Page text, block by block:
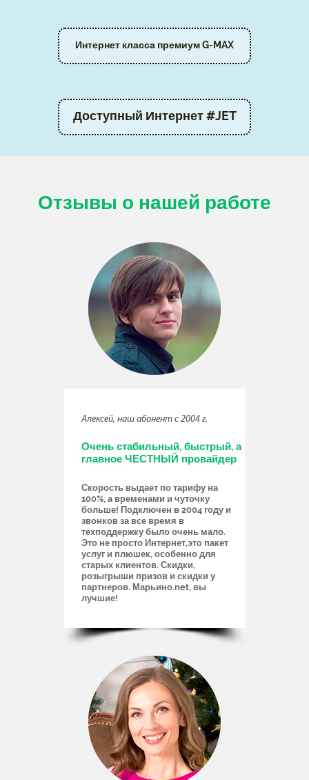
Интернет класса премиум G-MAX
Доступный Интернет #JET
Отзывы о нашей работе
Алексей, наш абонент с 2004 г.
Очень стабильный, быстрый, а
главное ЧЕСТНЫЙ провайдер
Скорость выдает по тарифу на
100%, а временами и чуточку
больше! Подключен в 2004 году и
звонков за все время в
техподдержку было очень мало.
Это не просто Интернет,это пакет
услуг и плюшек, особенно для
старых клиентов. Скидки,
розыгрыши призов и скидки у
партнеров. Марьино.net, вы
лучшие!